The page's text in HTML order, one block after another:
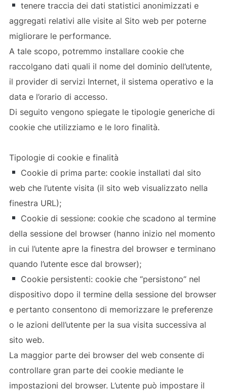
tenere traccia dei dati statistici anonimizzati e
aggregati relativi alle visite al Sito web per poterne
migliorare le performance.
A tale scopo, potremmo installare cookie che
raccolgano dati quali il nome del dominio dell’utente,
il provider di servizi Internet, il sistema operativo e la
data e l’orario di accesso.
Di seguito vengono spiegate le tipologie generiche di
cookie che utilizziamo e le loro finalità.
Tipologie di cookie e finalità
Cookie di prima parte: cookie installati dal sito
web che l’utente visita (il sito web visualizzato nella
finestra URL);
Cookie di sessione: cookie che scadono al termine
della sessione del browser (hanno inizio nel momento
in cui l’utente apre la finestra del browser e terminano
quando l’utente esce dal browser);
Cookie persistenti: cookie che “persistono” nel
dispositivo dopo il termine della sessione del browser
e pertanto consentono di memorizzare le preferenze
o le azioni dell’utente per la sua visita successiva al
sito web.
La maggior parte dei browser del web consente di
controllare gran parte dei cookie mediante le
impostazioni del browser. L’utente può impostare il